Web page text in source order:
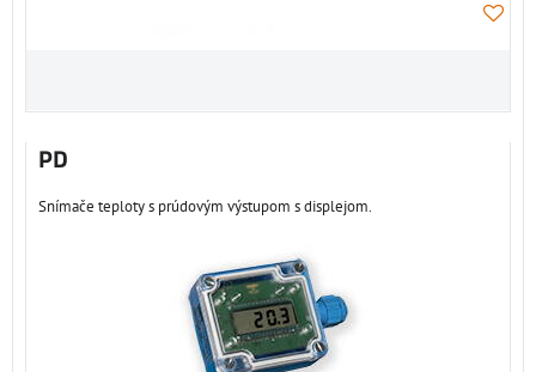
PD
Snímače teploty s prúdovým výstupom s displejom.